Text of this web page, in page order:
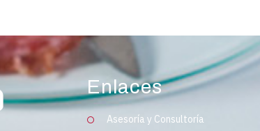
Enlaces
Asesoría y Consultoría